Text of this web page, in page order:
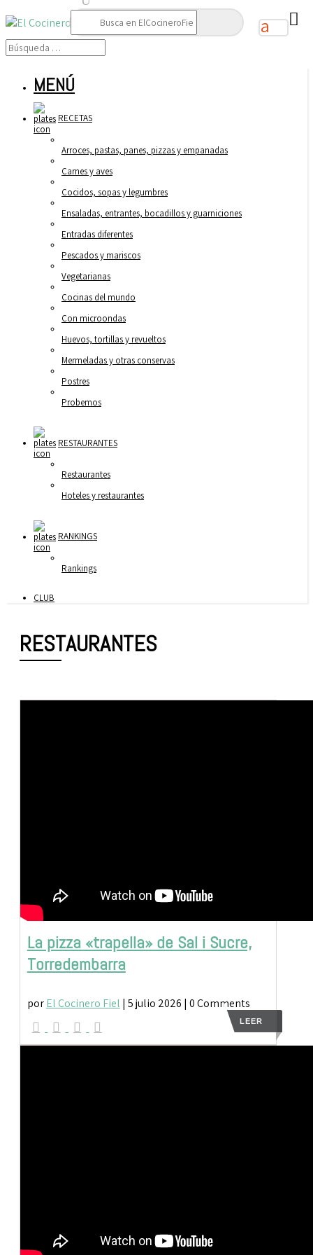
Buscar:
MENÚ
RECETAS
Arroces, pastas, panes, pizzas y empanadas
Carnes y aves
Cocidos, sopas y legumbres
Ensaladas, entrantes, bocadillos y guarniciones
Entradas diferentes
Pescados y mariscos
Vegetarianas
Cocinas del mundo
Con microondas
Huevos, tortillas y revueltos
Mermeladas y otras conservas
Postres
Probemos
RESTAURANTES
Restaurantes
Hoteles y restaurantes
RANKINGS
Rankings
CLUB
RESTAURANTES
La pizza «trapella» de Sal i Sucre,
Torredembarra
porEl Cocinero Fiel | 5 julio 2026 | 0 Comments
LEER